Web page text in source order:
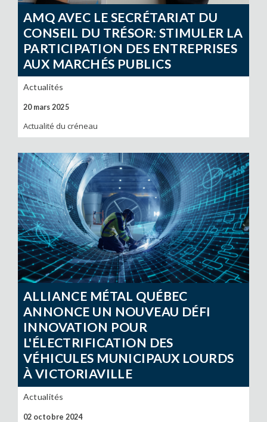
AMQ AVEC LE SECRÉTARIAT DU
CONSEIL DU TRÉSOR: STIMULER LA
PARTICIPATION DES ENTREPRISES
AUX MARCHÉS PUBLICS
Actualités
20 mars 2025
Actualité du créneau
ALLIANCE MÉTAL QUÉBEC
ANNONCE UN NOUVEAU DÉFI
INNOVATION POUR
L'ÉLECTRIFICATION DES
VÉHICULES MUNICIPAUX LOURDS
À VICTORIAVILLE
Actualités
02 octobre 2024